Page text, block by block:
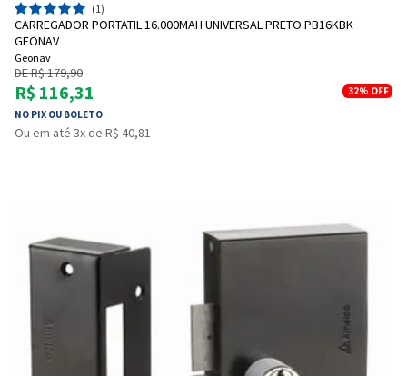
(1)
CARREGADOR PORTATIL 16.000MAH UNIVERSAL PRETO PB16KBK
GEONAV
Geonav
DE R$ 179,90
R$ 116,31
NO PIX OU BOLETO
32% OFF
Ou em até 3x de R$ 40,81